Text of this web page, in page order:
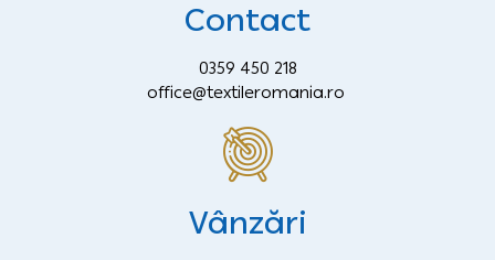
Contact
0359 450 218
office@textileromania.ro
Vânzări